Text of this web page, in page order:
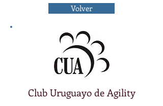
Volver
Club Uruguayo de Agility